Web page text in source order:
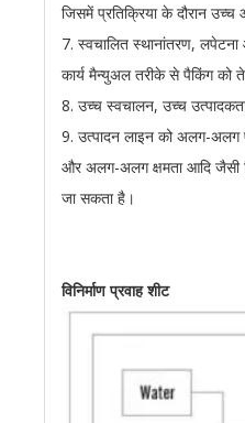
जिसमें प्रतिक्रिया के दौरान
7. स्वचालित स्थानांतरण,
कार्य मैन्युअल तरीके से पैकिंग
8. उच्च स्वचालन, उच्च
9. उत्पादन लाइन को अलग-
और अलग-अलग क्षमता आदि जैसी
जा सकता है।
विनिर्माण प्रवाह शीट